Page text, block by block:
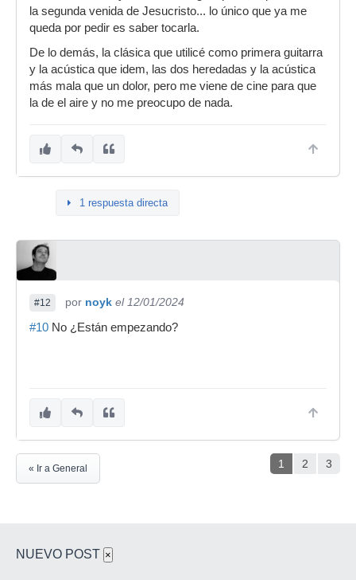
la segunda venida de Jesucristo... lo único que ya me
queda por pedir es saber tocarla.
De lo demás, la clásica que utilicé como primera guitarra
y la acústica que idem, las dos heredadas y la acústica
más mala que un dolor, pero me viene de cine para que
la de el aire y no me preocupo de nada.
1 respuesta directa
#12 por noyk el 12/01/2024
#10 No ¿Están empezando?
1 2 3
« Ir a General
NUEVO POST ×